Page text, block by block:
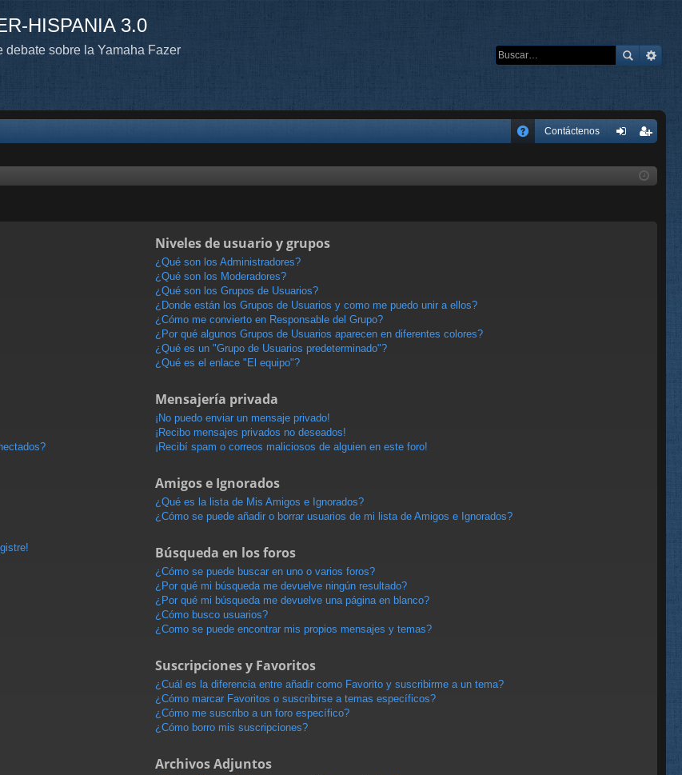
HISPANIA 3.0
debate sobre la Yamaha Fazer
Contáctenos
ist
Niveles de usuario y grupos
¿Qué son los Administradores?
¿Qué son los Moderadores?
¿Qué son los Grupos de Usuarios?
¿Donde están los Grupos de Usuarios y como me puedo unir a ellos?
¿Cómo me convierto en Responsable del Grupo?
¿Por qué algunos Grupos de Usuarios aparecen en diferentes colores?
¿Qué es un "Grupo de Usuarios predeterminado"?
¿Qué es el enlace "El equipo"?
Mensajería privada
¡No puedo enviar un mensaje privado!
¡Recibo mensajes privados no deseados!
¡Recibí spam o correos maliciosos de alguien en este foro!
Amigos e Ignorados
¿Qué es la lista de Mis Amigos e Ignorados?
¿Cómo se puede añadir o borrar usuarios de mi lista de Amigos e Ignorados?
Búsqueda en los foros
¿Cómo se puede buscar en uno o varios foros?
¿Por qué mi búsqueda me devuelve ningún resultado?
¿Por qué mi búsqueda me devuelve una página en blanco?
¿Cómo busco usuarios?
¿Como se puede encontrar mis propios mensajes y temas?
Suscripciones y Favoritos
¿Cuál es la diferencia entre añadir como Favorito y suscribirme a un tema?
¿Cómo marcar Favoritos o suscribirse a temas específicos?
¿Cómo me suscribo a un foro específico?
¿Cómo borro mis suscripciones?
Archivos Adjuntos